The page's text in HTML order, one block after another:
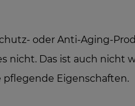
oder Anti-Aging-
nicht. Das ist auch nicht
pflegende Eigenschaften.